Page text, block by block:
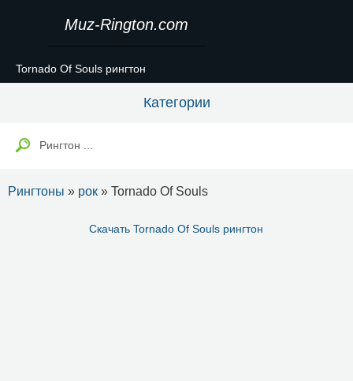
Muz-Rington.com
Tornado Of Souls рингтон
Категории
Рингтоны » рок » Tornado Of Souls
Скачать Tornado Of Souls рингтон